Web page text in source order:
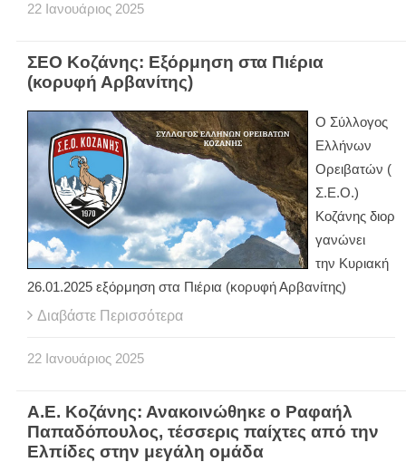
22 Ιανουάριος 2025
ΣΕΟ Κοζάνης: Εξόρμηση στα Πιέρια
(κορυφή Αρβανίτης)
Ο Σύλλογος
Ελλήνων
Ορειβατών (
Σ.Ε.Ο.)
Κοζάνης διορ
γανώνει
την Κυριακή
26.01.2025 εξόρμηση στα Πιέρια (κορυφή Αρβανίτης)
Διαβάστε Περισσότερα
22 Ιανουάριος 2025
Α.Ε. Κοζάνης: Ανακοινώθηκε ο Ραφαήλ
Παπαδόπουλος, τέσσερις παίχτες από την
Ελπίδες στην μεγάλη ομάδα